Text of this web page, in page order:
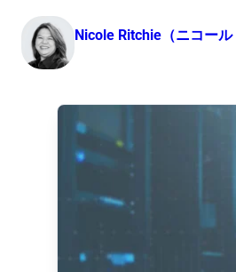
Nicole Ritchie（ニコール